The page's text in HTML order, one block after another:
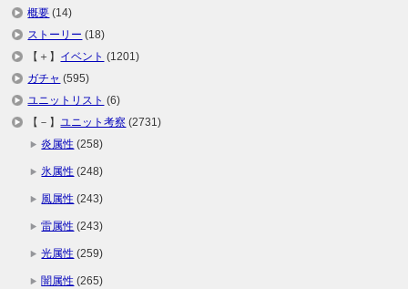
概要 (14)
ストーリー (18)
【＋】 イベント (1201)
ガチャ (595)
ユニットリスト (6)
【－】ユニット考察 (2731)
炎属性 (258)
氷属性 (248)
風属性 (243)
雷属性 (243)
光属性 (259)
闇属性 (265)